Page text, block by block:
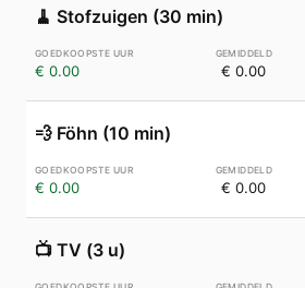
🧹 Stofzuigen (30 min)
€ 0.00 € 0.00
💨 Föhn (10 min)
€ 0.00 € 0.00
📺 TV (3 u)